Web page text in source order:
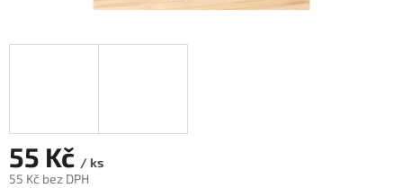
55 Kč / ks
55 Kč bez DPH